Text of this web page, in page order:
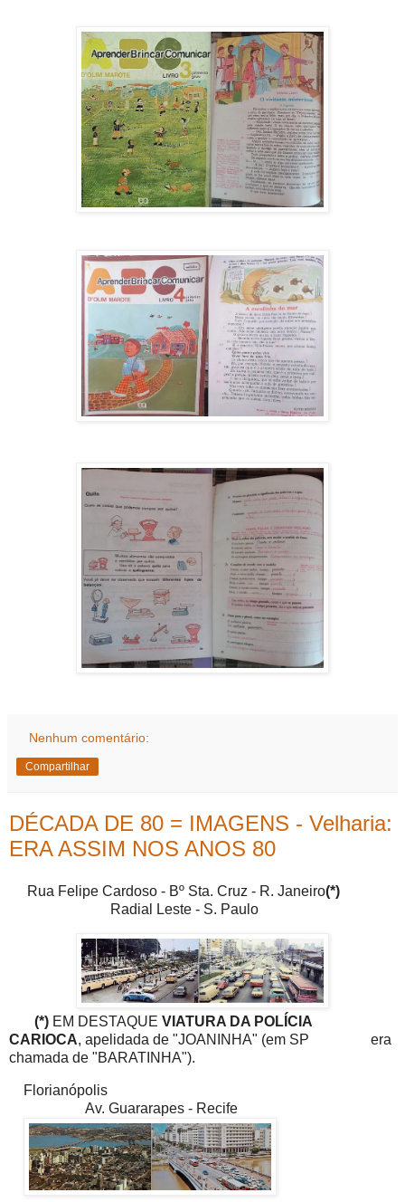
Nenhum comentário:
Compartilhar
DÉCADA DE 80 = IMAGENS - Velharia:
ERA ASSIM NOS ANOS 80
Rua Felipe Cardoso - Bº Sta. Cruz - R. Janeiro(*)
Radial Leste - S. Paulo
(*) EM DESTAQUE VIATURA DA POLÍCIA
CARIOCA, apelidada de "JOANINHA" (em SP era
chamada de "BARATINHA").
Florianópolis
Av. Guararapes - Recife